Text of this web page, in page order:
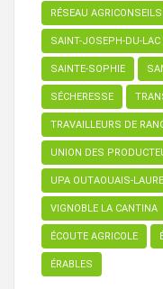
RÉSEAU AGRICONSEILS
SAINT-JOSEPH-DU-LAC
SAINTE-SOPHIE
SÉCHERESSE
TRAVAILLEURS DE
UNION DES
UPA OUTAOUAIS-
VIGNOBLE LA CANTINA
ÉCOUTE AGRICOLE
ÉRABLES